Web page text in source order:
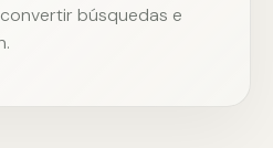
búsquedas e